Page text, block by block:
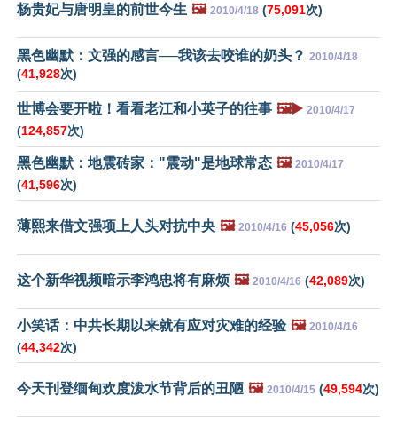
杨贵妃与唐明皇的前世今生 🖼️ 2010/4/18 (75,091次)
黑色幽默：文强的感言──我该去咬谁的奶头？ 2010/4/18
(41,928次)
世博会要开啦！看看老江和小英子的往事 🖼️▶️ 2010/4/17
(124,857次)
黑色幽默：地震砖家："震动"是地球常态 🖼️ 2010/4/17
(41,596次)
薄熙来借文强项上人头对抗中央 🖼️ 2010/4/16 (45,056次)
这个新华视频暗示李鸿忠将有麻烦 🖼️ 2010/4/16 (42,089次)
小笑话：中共长期以来就有应对灾难的经验 🖼️ 2010/4/16
(44,342次)
今天刊登缅甸欢度泼水节背后的丑陋 🖼️ 2010/4/15 (49,594次)